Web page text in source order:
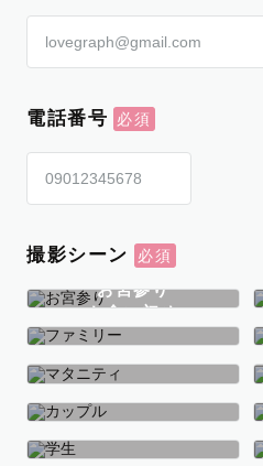
電話番号
撮影シーン
お宮参り
お食い初め
ファミリー
マタニティ
カップル